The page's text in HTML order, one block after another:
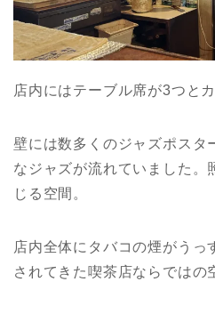
店内にはテーブル席が3つと
壁には数多くのジャズポスタ
なジャズが流れていました。
じる空間。
店内全体にタバコの煙がうっ
されてきた喫茶店ならではの